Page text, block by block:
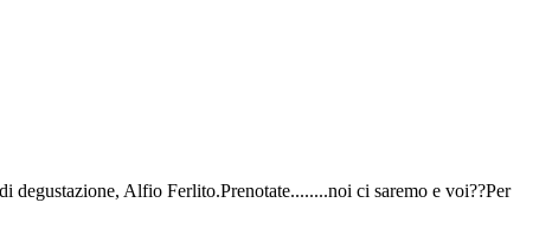
Alfio Ferlito.Prenotate........noi ci saremo e voi??Per